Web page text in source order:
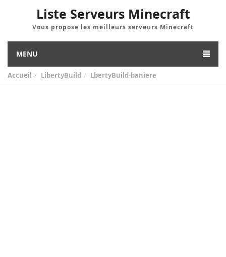
Liste Serveurs Minecraft
Vous propose les meilleurs serveurs Minecraft
MENU
Accueil LibertyBuild LbertyBuild-baniere